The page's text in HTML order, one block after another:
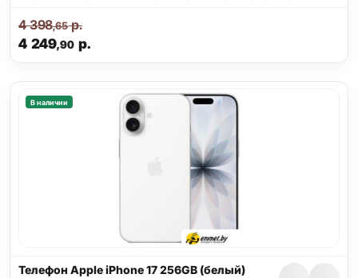
4 249,90 р.
4 398,65р.
В наличии
Телефон Apple iPhone 17 256GB (белый)